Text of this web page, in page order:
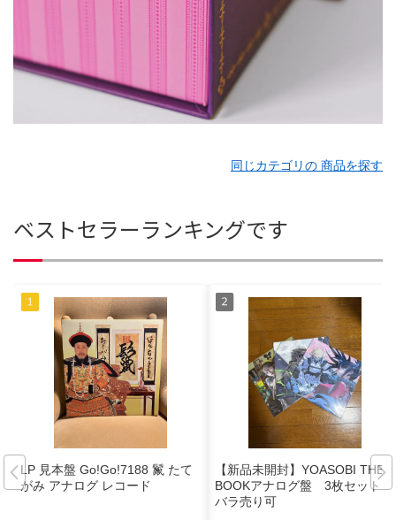
同じカテゴリの 商品を探す
ベストセラーランキングです
LP 見本盤 Go!Go!7188 鬣 たて
がみ アナログ レコード
【新品未開封】YOASOBI THE
BOOKアナログ盤 3枚セット
バラ売り可